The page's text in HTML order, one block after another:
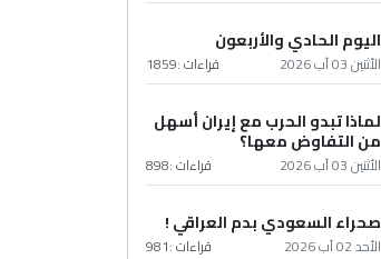
اليوم الحادي والأربعون
الأثنين 03 آب 2026 قراءات :1859
لماذا تبدو الحرب مع إيران أسهل
من التفاوض معها؟
الأثنين 03 آب 2026 قراءات :898
صحراء السعودي بدم العراقي !
الأحد 02 آب 2026 قراءات :981